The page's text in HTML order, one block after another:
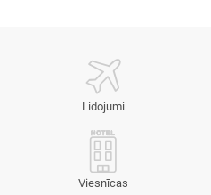
Lidojumi
Viesnīcas